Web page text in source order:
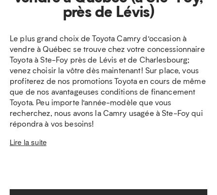
près de Lévis)
Le plus grand choix de Toyota Camry d’occasion à
vendre à Québec se trouve chez votre concessionnaire
Toyota à Ste-Foy près de Lévis et de Charlesbourg;
venez choisir la vôtre dès maintenant! Sur place, vous
profiterez de nos promotions Toyota en cours de même
que de nos avantageuses conditions de financement
Toyota. Peu importe l’année-modèle que vous
recherchez, nous avons la Camry usagée à Ste-Foy qui
répondra à vos besoins!
Lire la suite